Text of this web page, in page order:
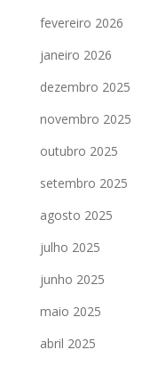
fevereiro 2026
janeiro 2026
dezembro 2025
novembro 2025
outubro 2025
setembro 2025
agosto 2025
julho 2025
junho 2025
maio 2025
abril 2025